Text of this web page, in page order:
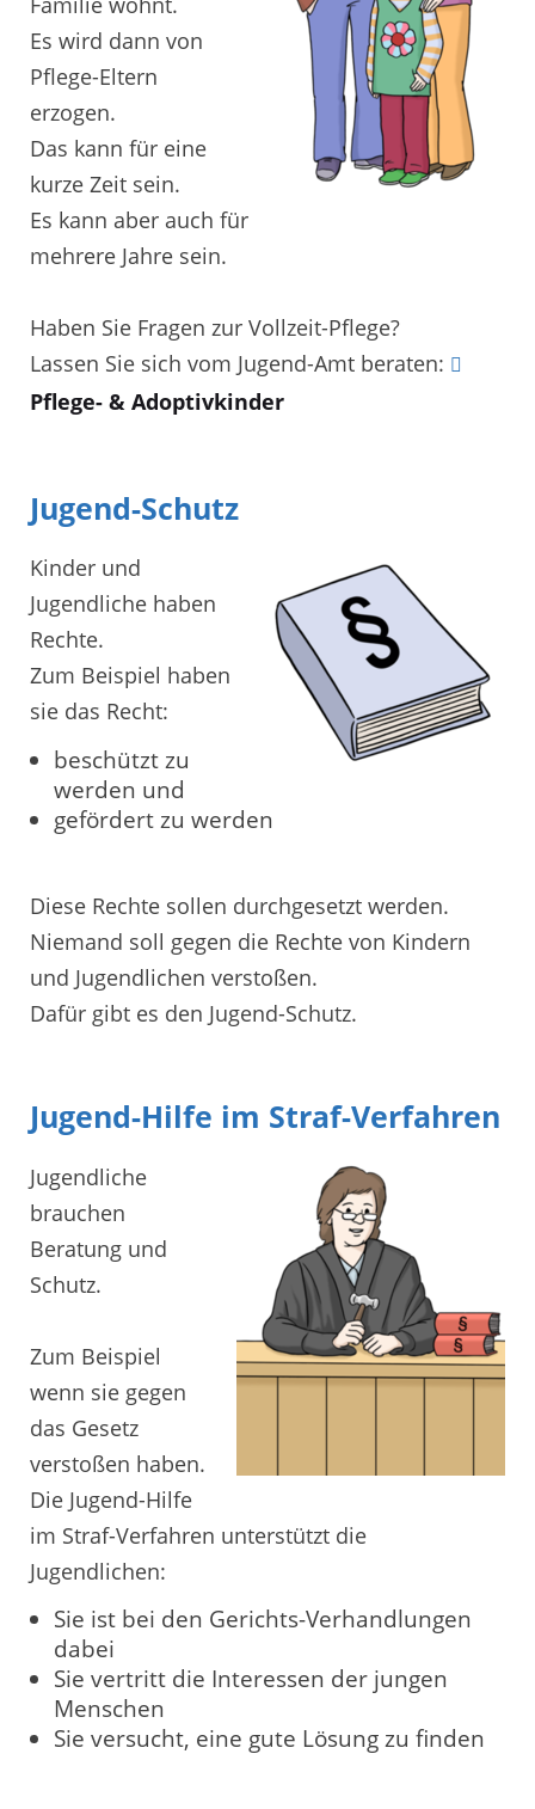
Es wird dann von
Pflege-Eltern
erzogen.
Das kann für eine
kurze Zeit sein.
Es kann aber auch für
mehrere Jahre sein.
Haben Sie Fragen zur Vollzeit-Pflege?
Lassen Sie sich vom Jugend-Amt beraten:
Pflege- & Adoptivkinder
Jugend-Schutz
Kinder und
Jugendliche haben
Rechte.
Zum Beispiel haben
sie das Recht:
beschützt zu
werden und
gefördert zu werden
Diese Rechte sollen durchgesetzt werden.
Niemand soll gegen die Rechte von Kindern
und Jugendlichen verstoßen.
Dafür gibt es den Jugend-Schutz.
Jugend-Hilfe im Straf-Verfahren
Jugendliche
brauchen
Beratung und
Schutz.
Zum Beispiel
wenn sie gegen
das Gesetz
verstoßen haben.
Die Jugend-Hilfe
im Straf-Verfahren unterstützt die
Jugendlichen:
Sie ist bei den Gerichts-Verhandlungen
dabei
Sie vertritt die Interessen der jungen
Menschen
Sie versucht, eine gute Lösung zu finden